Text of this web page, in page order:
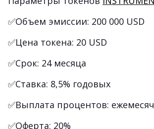
✅Объем эмиссии: 200 000 USD
✅Цена токена: 20 USD
✅Срок: 24 месяца
✅Ставка: 8,5% годовых
✅Выплата процентов:
✅Оферта: 20%